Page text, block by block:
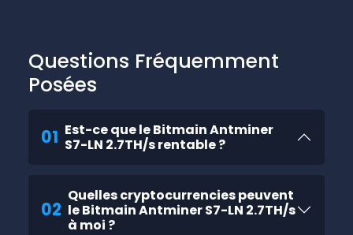
Questions Fréquemment
Posées
01 Est-ce que le Bitmain Antminer
S7-LN 2.7TH/s rentable ?
02
Quelles cryptocurrencies peuvent
le Bitmain Antminer S7-LN 2.7TH/s
à moi ?